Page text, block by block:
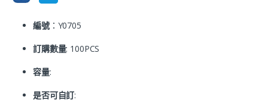
編號：Y0705
訂購數量: 100PCS
容量:
是否可自訂: